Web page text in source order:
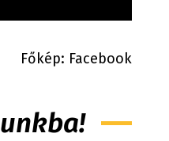
Főkép: Facebook